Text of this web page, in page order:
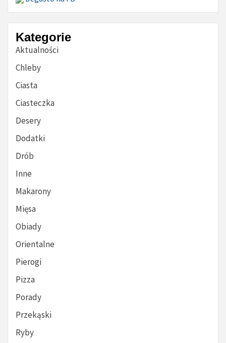
Kategorie
Aktualności
Chleby
Ciasta
Ciasteczka
Desery
Dodatki
Drób
Inne
Makarony
Mięsa
Obiady
Orientalne
Pierogi
Pizza
Porady
Przekąski
Ryby